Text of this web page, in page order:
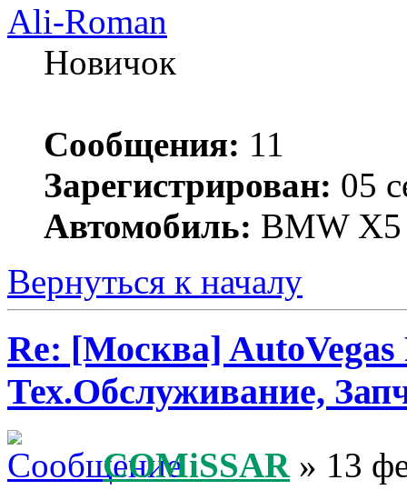
Ali-Roman
Новичок
Сообщения: 11
Зарегистрирован: 05
Автомобиль: BMW X5
Вернуться к началу
Re: [Москва]
Тех.Обслуживание,
COMiSSAR» 13